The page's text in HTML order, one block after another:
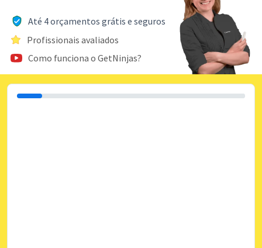
Até 4 orçamentos grátis e seguros
Profissionais avaliados
Como funciona o GetNinjas?